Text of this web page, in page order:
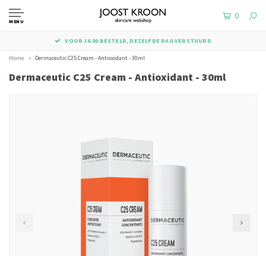
MENU
0
VOOR 16.00 BESTELD, DEZELFDE DAG VERSTUURD
Home Dermaceutic C25 Cream - Antioxidant - 30ml
Dermaceutic C25 Cream - Antioxidant - 30ml